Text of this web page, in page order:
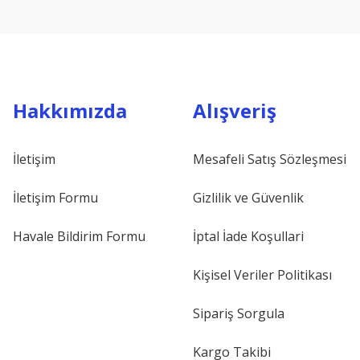
Hakkımızda
İletişim
İletişim Formu
Havale Bildirim Formu
Alışveriş
Mesafeli Satış Sözleşmesi
Gizlilik ve Güvenlik
İptal İade Koşullari
Kişisel Veriler Politikası
Sipariş Sorgula
Kargo Takibi